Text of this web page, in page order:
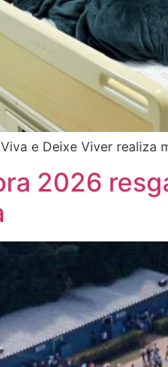
e Deixe Viver realiza
2026